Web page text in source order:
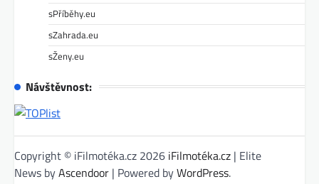
sPříběhy.eu
sZahrada.eu
sŽeny.eu
Návštěvnost:
Copyright © iFilmotéka.cz 2026 iFilmotéka.cz | Elite
News byAscendoor | Powered byWordPress.